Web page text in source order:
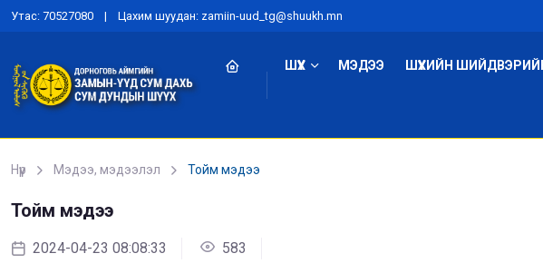
Утас: 70527080 | Цахим шуудан: zamiin-uud_tg@shuukh.mn
ШҮҮХ МЭДЭЭ ШҮҮХИЙН
Нүүр Мэдээ, мэдээлэл Тойм мэдээ
Тойм мэдээ
2024-04-23 08:08:33 583